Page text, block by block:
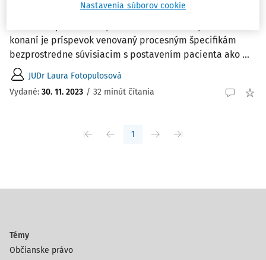
civilného sporového konania a v nadväznosti na
konaní je príspevok venovaný procesným špecifikám
bezprostredne súvisiacim s postavením pacienta ako ...
JUDr Laura Fotopulosová
Vydané: 30. 11. 2023 / 32 minút čítania
1
Témy
Občianske právo
Nastavenia súborov cookie